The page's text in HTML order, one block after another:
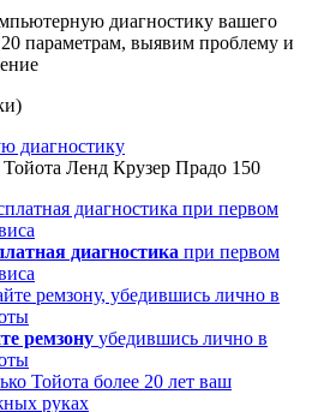
диагностику вашего
параметрам, выявим проблему и
диагностику
диагностика при первом
ремзону убедившись лично в